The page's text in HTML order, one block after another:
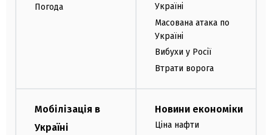
Погода
Україні
Масована атака по
Україні
Вибухи у Росії
Втрати ворога
Мобілізація в
Україні
Новини економіки
Ціна нафти